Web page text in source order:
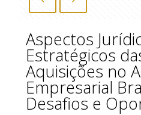
Aspectos
Estratégicos
Aquisições no
Empresarial
Desafios e